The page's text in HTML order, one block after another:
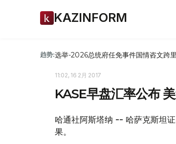
KAZINFORM
趋势:选举-2026总统府任免事件国情咨文跨
11:02, 16 2月 2017
KASE早盘汇率公布
哈通社阿斯塔纳 -- 哈萨克斯坦
果。